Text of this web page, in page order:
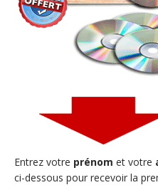
Entrez votre prénom et votre
ci-dessous pour recevoir la